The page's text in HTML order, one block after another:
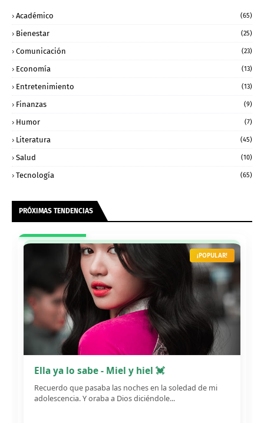
Académico (65)
Bienestar (25)
Comunicación (23)
Economía (13)
Entretenimiento (13)
Finanzas (9)
Humor (7)
Literatura (45)
Salud (10)
Tecnología (65)
PRÓXIMAS TENDENCIAS
¡POPULAR!
Ella ya lo sabe - Miel y hiel 💓
Recuerdo que pasaba las noches en la soledad de mi
adolescencia. Y oraba a Dios diciéndole...